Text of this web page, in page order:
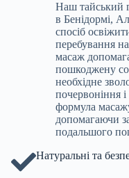
Наш тайський
в Бенідормі,
спосіб
перебування
масаж
пошкоджену
необхідне
почервоніння
формула
допомагаючи
подальшого
Натуральні та